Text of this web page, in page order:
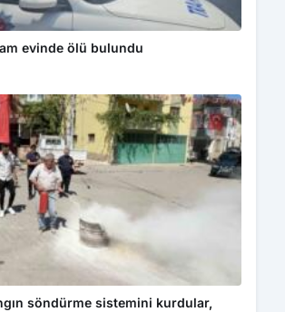
evinde ölü bulundu
söndürme sistemini kurdular,